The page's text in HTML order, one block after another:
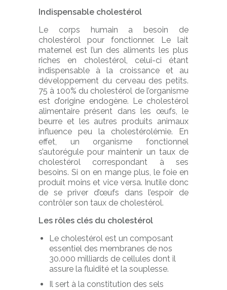
Indispensable cholestérol
Le corps humain a besoin de
cholestérol pour fonctionner. Le lait
maternel est l’un des aliments les plus
riches en cholestérol, celui-ci étant
indispensable à la croissance et au
développement du cerveau des petits.
75 à 100% du cholestérol de l’organisme
est d’origine endogène. Le cholestérol
alimentaire présent dans les œufs, le
beurre et les autres produits animaux
influence peu la cholestérolémie. En
effet, un organisme fonctionnel
s’autorégule pour maintenir un taux de
cholestérol correspondant à ses
besoins. Si on en mange plus, le foie en
produit moins et vice versa. Inutile donc
de se priver d’œufs dans l’espoir de
contrôler son taux de cholestérol.
Les rôles clés du cholestérol
Le cholestérol est un composant
essentiel des membranes de nos
30.000 milliards de cellules dont il
assure la fluidité et la souplesse.
Il sert à la constitution des sels